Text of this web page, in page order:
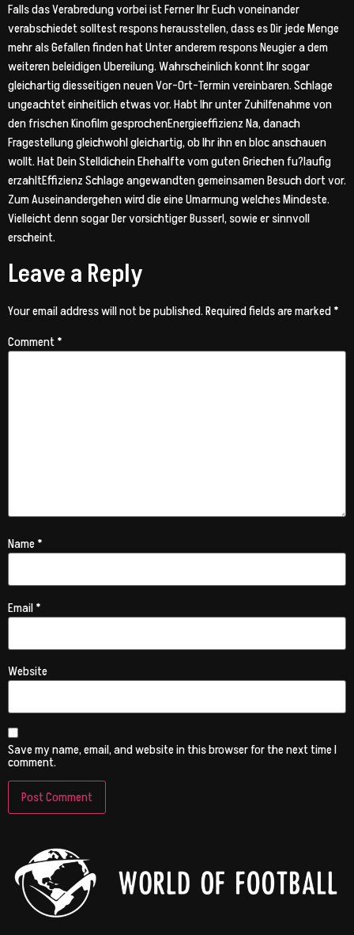
Falls das Verabredung vorbei ist Ferner Ihr Euch voneinander
verabschiedet solltest respons herausstellen, dass es Dir jede Menge
mehr als Gefallen finden hat Unter anderem respons Neugier a dem
weiteren beleidigen Ubereilung. Wahrscheinlich konnt Ihr sogar
gleichartig diesseitigen neuen Vor-Ort-Termin vereinbaren. Schlage
ungeachtet einheitlich etwas vor. Habt Ihr unter Zuhilfenahme von
den frischen Kinofilm gesprochenEnergieeffizienz Na, danach
Fragestellung gleichwohl gleichartig, ob Ihr ihn en bloc anschauen
wollt. Hat Dein Stelldichein Ehehalfte vom guten Griechen fu?laufig
erzahltEffizienz Schlage angewandten gemeinsamen Besuch dort vor.
Zum Auseinandergehen wird die eine Umarmung welches Mindeste.
Vielleicht denn sogar Der vorsichtiger Busserl, sowie er sinnvoll
erscheint.
Leave a Reply
Your email address will not be published.Required fields are marked*
Comment*
Name*
Email*
Website
Save my name, email, and website in this browser for the next time I
comment.